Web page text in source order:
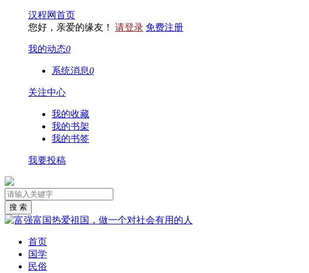
汉程网首页
您好，亲爱的缘友！ 请登录 免费注册
我的动态0
系统消息0
关注中心
我的收藏
我的书架
我的书签
我要投稿
首页
国学
民俗